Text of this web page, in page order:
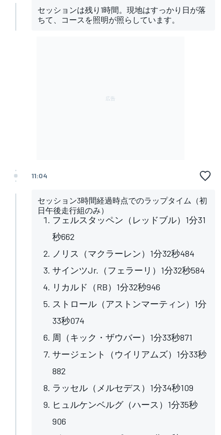
セッションは残り1時間。現地はすっかり日が落
ちて、コースを照明が照らしています。
11:04
セッション3時間経過時点でのラップタイム（初
日午後走行組のみ）
フェルスタッペン（レッドブル）1分31
秒662
ノリス（マクラーレン）1分32秒484
サインツJr.（フェラーリ）1分32秒584
リカルド（RB）1分32秒946
ストロール（アストンマーティン）1分
33秒074
周（キック・ザウバー）1分33秒871
サージェント（ウイリアムズ）1分33秒
882
ラッセル（メルセデス）1分34秒109
ヒュルケンベルグ（ハース）1分35秒
906